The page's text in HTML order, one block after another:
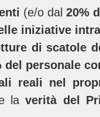
(e/o dal 20%
iniziative
di scatole
del personale
reali nel
laverità del